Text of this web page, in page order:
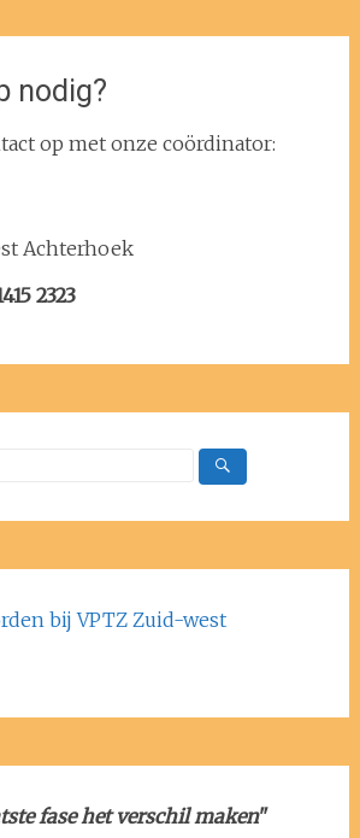
nodig?
op met onze coördinator:
Achterhoek
2323
bij VPTZ Zuid-west
fase het verschil maken"